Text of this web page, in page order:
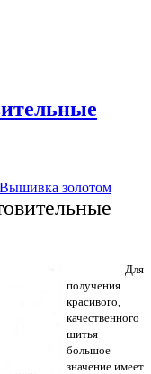
Вышивка золотом
Для
получения
красивого,
качественного
шитья
большое
значение имеет